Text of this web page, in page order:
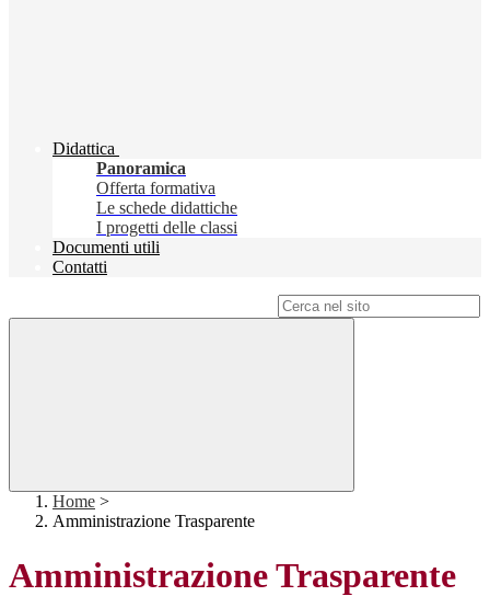
Didattica
Panoramica
Offerta formativa
Le schede didattiche
I progetti delle classi
Documenti utili
Contatti
Home >
Amministrazione Trasparente
Amministrazione Trasparente